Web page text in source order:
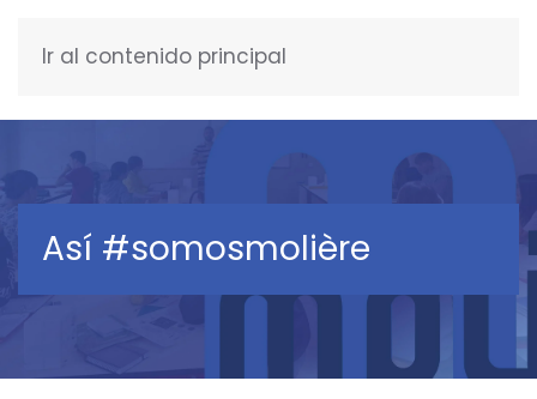
Ir al contenido principal
Así #somosmolière